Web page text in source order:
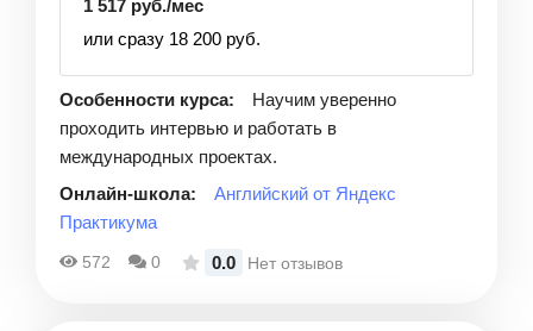
1 517 руб./мес
или сразу 18 200 руб.
Особенности курса:
Научим уверенно
проходить интервью и работать в
международных проектах.
Онлайн-школа:
Английский от Яндекс
Практикума
572 0 0.0 Нет отзывов